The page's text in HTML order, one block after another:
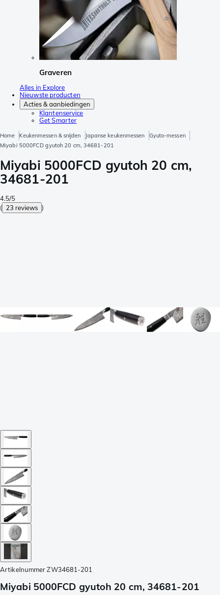
Graveren
Alles in Explore
Nieuwste producten
Acties & aanbiedingen
Klantenservice
Get Smarter
Home Keukenmessen & snijden Japanse keukenmessen
Gyuto-messen
Miyabi 5000FCD gyutoh 20 cm, 34681-201
Miyabi 5000FCD gyutoh 20 cm,
34681-201
4.5/5
( 23 reviews )
Artikelnummer ZW34681-201
Miyabi 5000FCD gyutoh 20 cm, 34681-201